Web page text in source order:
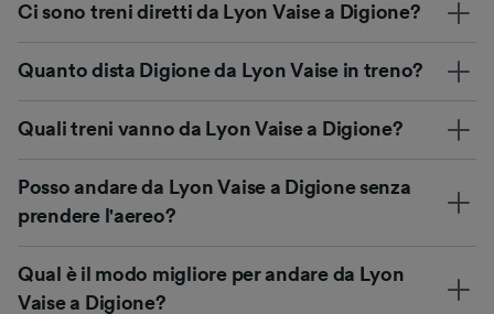
Ci sono treni diretti da Lyon Vaise a Digione?
Quanto dista Digione da Lyon Vaise in treno?
Quali treni vanno da Lyon Vaise a Digione?
Posso andare da Lyon Vaise a Digione senza
prendere l'aereo?
Qual è il modo migliore per andare da Lyon
Vaise a Digione?